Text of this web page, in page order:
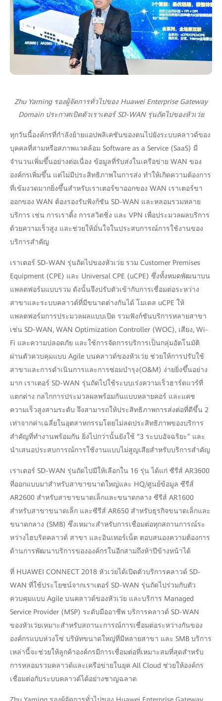
Zhu Yaming รองผู้จัดการทั่วไปของ Huawei Enterprise Gateway
Domain ประกาศเปิดตัวเราเตอร์ SD-WAN รุ่นถัดไปของหัวเว่ย
ทุกวันนี้องค์กรที่กำลังย้ายแอปพลิเคชันของตนไปยังระบบคลาวด์ของ
บุคคลที่สามหรือสภาพแวดล้อม Software as a Service (SaaS) มี
จำนวนเพิ่มขึ้นอย่างต่อเนื่อง ข้อมูลที่รับส่งในเครือข่าย WAN ของ
องค์กรเพิ่มขึ้น แต่ไม่มีประสิทธิภาพในการส่ง ทำให้เกิดความต้องการ
ที่เข้มงวดมากยิ่งขึ้นสำหรับเราเตอร์ขาออกของ WAN เราเตอร์ขา
ออกของ WAN ต้องรองรับฟังก์ชัน SD-WAN และหลอมรวมหลาย
บริการ เช่น การเราติ้ง การสวิตชิ่ง และ VPN เพื่อประมวลผลบริการ
ด้วยความเร็วสูง และช่วยให้มั่นใจในประสบการณ์การใช้งานของ
บริการสำคัญ
เราเตอร์ SD-WAN รุ่นถัดไปของหัวเว่ย รวม Customer Premises
Equipment (CPE) และ Universal CPE (uCPE) ซึ่งทั้งหมดพัฒนาบน
แพลตฟอร์มแบบรวม ดังนั้นจึงปรับตัวเข้ากับการเชื่อมต่อระหว่าง
สาขาและระบบคลาวด์ที่มีขนาดต่างกันได้ โมเดล uCPE ให้
แพลตฟอร์มการประมวลผลแบบเปิด รวมฟังก์ชันบริการหลายสาขา
เช่น SD-WAN, WAN Optimization Controller (WOC), เสียง, Wi-
Fi และความปลอดภัย และใช้การจัดการบริการเป็นกลุ่มอัตโนมัติ
ผ่านตัวควบคุมแบบ Agile บนคลาวด์ของหัวเว่ย ช่วยให้การปรับใช้
สาขาและการดำเนินการและการซ่อมบำรุง(O&M) ง่ายยิ่งขึ้นอย่าง
มาก เราเตอร์ SD-WAN รุ่นถัดไปใช้ระบบเร่งความเร็วฮาร์ดแวร์ที่
แตกต่าง กลไกการประมวลผลพร้อมกันแบบหลายคอร์ และแคช
ความเร็วสูงสามระดับ จึงสามารถให้ประสิทธิภาพการส่งต่อที่ดีขึ้น 2
เท่าจากค่าเฉลี่ยในอุตสาหกรรมโดยไม่ลดประสิทธิภาพของบริการ
สำคัญที่ทำงานพร้อมกัน ยิ่งไปกว่านั้นยังใช้ “3 ระบบอัจฉริยะ” และ
นำเสนอประสบการณ์การใช้งานแบบไม่สูญเสียสำหรับบริการสำคัญ
เราเตอร์ SD-WAN รุ่นถัดไปมีให้เลือกใน 16 รุ่น ได้แก่ ซีรีส์ AR3600
ที่ออกแบบมาสำหรับสาขาขนาดใหญ่และ HQ/ศูนย์ข้อมูล ซีรีส์
AR2600 สำหรับสาขาขนาดเล็กและขนาดกลาง ซีรีส์ AR1600
สำหรับสาขาขนาดเล็ก และซีรีส์ AR650 สำหรับธุรกิจขนาดเล็กและ
ขนาดกลาง (SMB) ซึ่งเหมาะสำหรับการเชื่อมต่อทุกสถานการณ์ระ
หว่างไฮบริดคลาวด์ สาขา และอินเทอร์เน็ต ตอบสนองความต้องการ
ด้านการพัฒนาบริการขององค์กรในอีกสามถึงห้าปีข้างหน้าได้
ที่ HUAWEI CONNECT 2018 หัวเว่ยได้เปิดตัวบริการคลาวด์ SD-
WAN ที่ใช้ประโยชน์จากเราเตอร์ SD-WAN รุ่นถัดไปร่วมกับตัว
ควบคุมแบบ Agile บนคลาวด์ของหัวเว่ย และบริการ Managed
Service Provider (MSP) ระดับมืออาชีพ บริการคลาวด์ SD-WAN
ของหัวเว่ยเหมาะสำหรับสถานะการณ์การเชื่อมต่อระหว่างกันของ
องค์กรแบบห่วงโซ่ บริษัทขนาดใหญ่ที่มีหลายสาขา และ SMB บริการ
เหล่านี้จะช่วยให้ลูกค้าองค์กรมีการเชื่อมต่อที่เหมาะสมที่สุดสำหรับ
การหลอมรวมคลาวด์และเครือข่ายในยุค All Cloud ช่วยให้องค์กร
เชื่อมต่อกับระบบคลาวด์ได้อย่างชาญฉลาด